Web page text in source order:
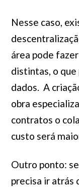
Nesse caso,
área pode
distintas, o
dados. A
obra
contratos o
custo será
Outro ponto:
precisa ir atrás